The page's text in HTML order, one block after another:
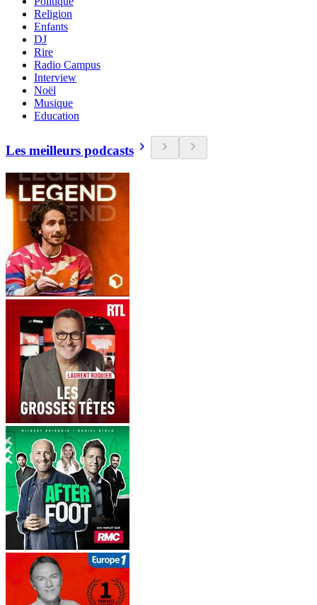
Religion
Enfants
DJ
Rire
Radio Campus
Interview
Noël
Musique
Education
Les meilleurs podcasts